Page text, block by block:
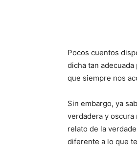
Pocos cuentos
dicha tan
que siempre nos
Sin embargo, ya
verdadera y
relato de la
diferente a lo que